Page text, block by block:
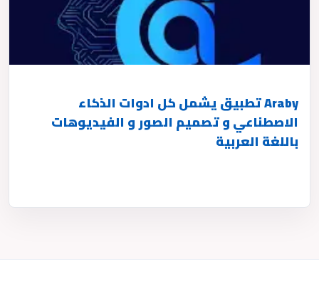
Araby تطبيق يشمل كل ادوات الذكاء
الاصطناعي و تصميم الصور و الفيديوهات
باللغة العربية